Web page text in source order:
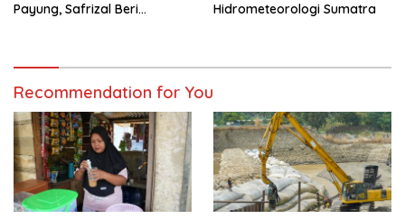
Payung, Safrizal Beri
Hidrometeorologi Sumatra
Recommendation for You